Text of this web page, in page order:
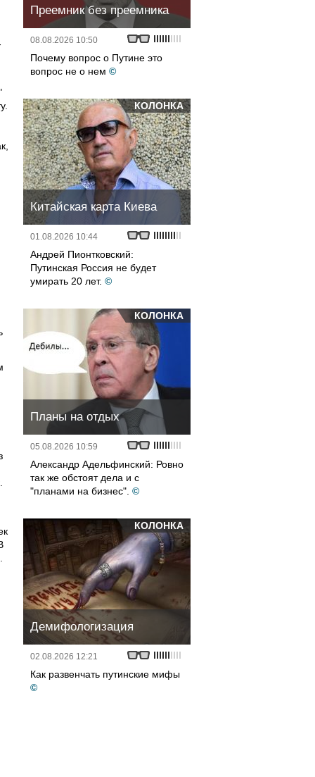
Преемник без преемника
08.08.2026 10:50
Почему вопрос о Путине это
вопрос не о нем ©
КОЛОНКА
Китайская карта Киева
01.08.2026 10:44
Андрей Пионтковский:
Путинская Россия не будет
умирать 20 лет. ©
КОЛОНКА
Планы на отдых
05.08.2026 10:59
Александр Адельфинский: Ровно
так же обстоят дела и с
"планами на бизнес". ©
КОЛОНКА
Демифологизация
02.08.2026 12:21
Как развенчать путинские мифы
©